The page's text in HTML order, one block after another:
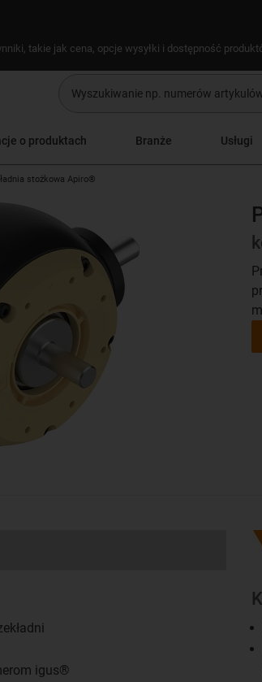
takie jak cena, opcje wysyłki i dostępność
o produktach Branże Usługi
stożkowa Apiro®
igus®